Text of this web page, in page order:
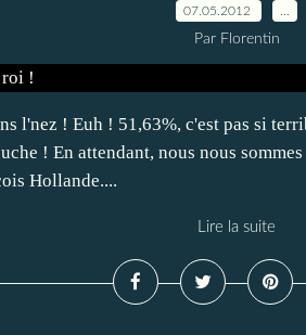
07.05.2012
Par Florentin
l'nez ! Euh ! 51,63%, c'est pas si
! En attendant, nous nous
Hollande....
Lire la suite